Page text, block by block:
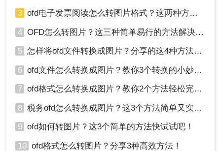
注意：专业软件通常需要下载安装到本地计算机
上，占用一定的磁盘空间。但相较于在线转换工
总结
3 ofd电子发票阅读怎么转图片格式？这两种方法能够快速转换
4 OFD怎么转图片？这三种简单易行的方法解决您的问题！
5 怎样将ofd文件转换成图片？分享的这4种方法赶紧学起来！
6 ofd文件怎么转换成图片？教你3个转换的小妙招！
7 ofd格式怎么转换成图片？教你2个方法轻松完成转换！
8 税务ofd怎么转换成图片？这3个方法简单又实用！
9 ofd如何转图片？这3个简单的方法快试试吧！
10 ofd格式怎么转图片？分享3种高效方法！